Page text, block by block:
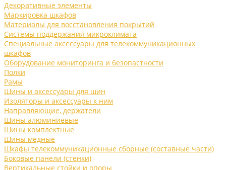
Декоративные элементы
Маркировка шкафов
Материалы для восстановления покрытий
Системы поддержания микроклимата
Специальные аксессуары для телекоммуникационных
шкафов
Оборудование мониторинга и безопастности
Полки
Рамы
Шины и аксессуары для шин
Изоляторы и аксессуары к ним
Направляющие, держатели
Шины алюминиевые
Шины комплектные
Шины медные
Шкафы телекоммуникационные сборные (составные части)
Боковые панели (стенки)
Вертикальные стойки и опоры